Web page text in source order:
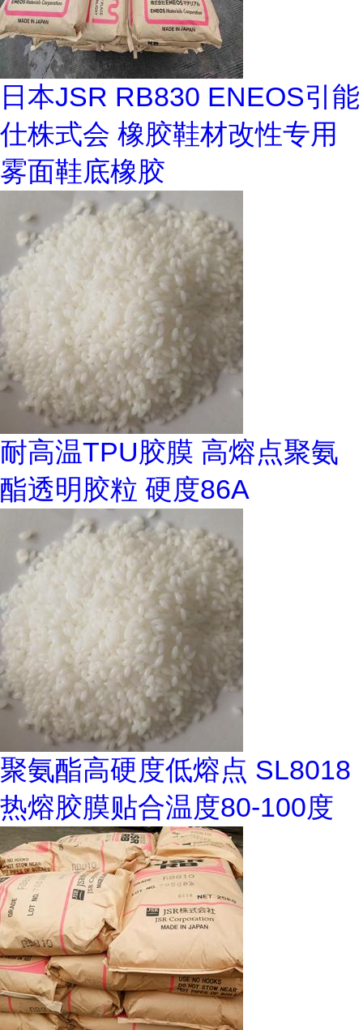
日本JSR RB830 ENEOS引能
仕株式会 橡胶鞋材改性专用
雾面鞋底橡胶
耐高温TPU胶膜 高熔点聚氨
酯透明胶粒 硬度86A
聚氨酯高硬度低熔点 SL8018
热熔胶膜贴合温度80-100度